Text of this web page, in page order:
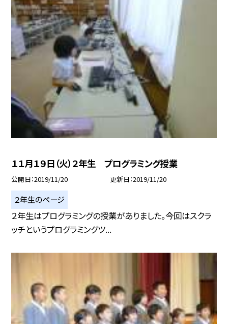
１１月１９日（火）２年生 プログラミング授業
公開日 2019/11/20 更新日 2019/11/20
２年生のページ
２年生はプログラミングの授業がありました。今回はスクラ
ッチというプログラミングツ...